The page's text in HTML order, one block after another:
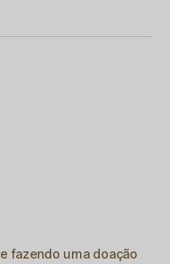
fazendo uma doação